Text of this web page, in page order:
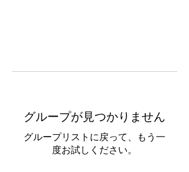
グループが見つかりません
グループリストに戻って、もう一
度お試しください。